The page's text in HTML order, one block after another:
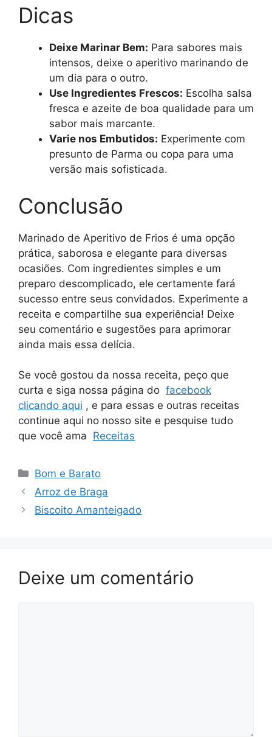
Dicas
Deixe Marinar Bem: Para sabores mais
intensos, deixe o aperitivo marinando de
um dia para o outro.
Use Ingredientes Frescos: Escolha salsa
fresca e azeite de boa qualidade para um
sabor mais marcante.
Varie nos Embutidos: Experimente com
presunto de Parma ou copa para uma
versão mais sofisticada.
Conclusão
Marinado de Aperitivo de Frios é uma opção
prática, saborosa e elegante para diversas
ocasiões. Com ingredientes simples e um
preparo descomplicado, ele certamente fará
sucesso entre seus convidados. Experimente a
receita e compartilhe sua experiência! Deixe
seu comentário e sugestões para aprimorar
ainda mais essa delícia.
Se você gostou da nossa receita, peço que
curta e siga nossa página do facebook
clicando aqui , e para essas e outras receitas
continue aqui no nosso site e pesquise tudo
que você ama Receitas
Categorias
Bom e Barato
Arroz de Braga
Biscoito Amanteigado
Deixe um comentário